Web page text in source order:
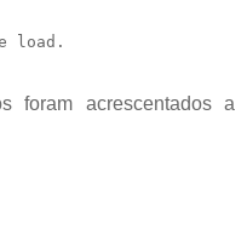
foram acrescentados a